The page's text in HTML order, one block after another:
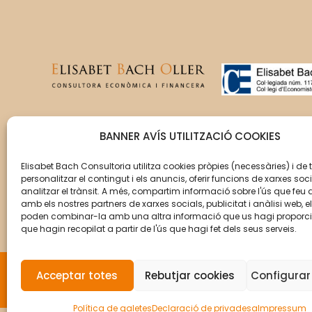
BANNER AVÍS UTILITZACIÓ COOKIES
Elisabet Bach Consultoria utilitza cookies pròpies (necessàries) i de
personalitzar el contingut i els anuncis, oferir funcions de xarxes
analitzar el trànsit. A més, compartim informació sobre l'ús que feu
amb els nostres partners de xarxes socials, publicitat i anàlisi web,
poden combinar-la amb una altra informació que us hagi
que hagin recopilat a partir de l'ús que hagi fet dels seus serveis.
Acceptar totes Rebutjar cookies
Política de galetesDeclaració de privadesaImpressum
del creixement de la teva
empresa perquè aquesta
assoleixi els seus objectius.
© Copyright 2026 Elisabet Bach Oller por